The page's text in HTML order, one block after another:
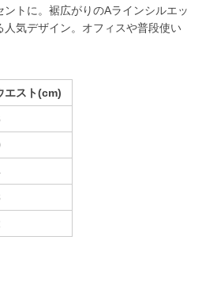
トに。裾広がりのAラインシルエッ
人気デザイン。オフィスや普段使い
エスト(cm)